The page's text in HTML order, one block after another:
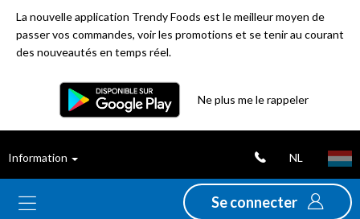
La nouvelle application Trendy Foods est le meilleur moyen de
passer vos commandes, voir les promotions et se tenir au courant
des nouveautés en temps réel.
Ne plus me le rappeler
Information NL
Se connecter
ventes
Nouveautés